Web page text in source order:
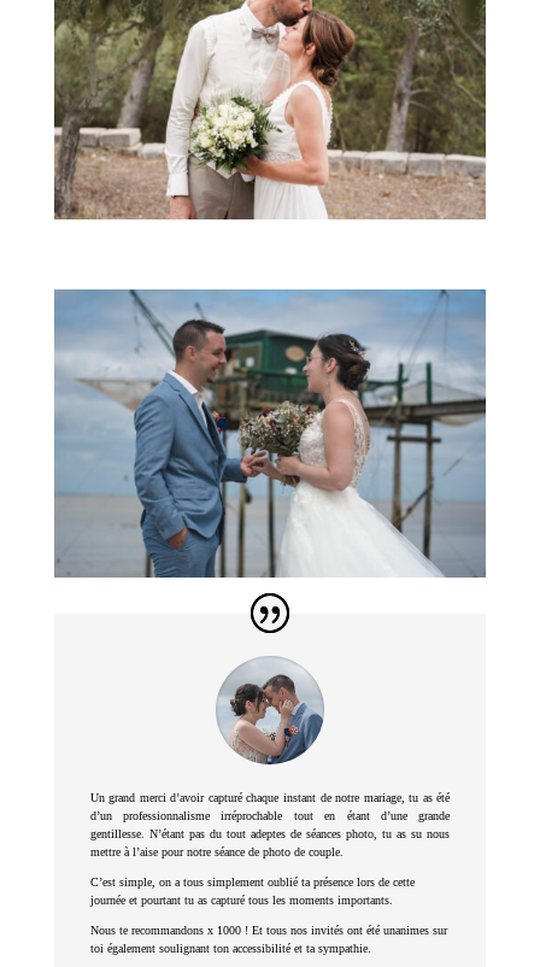
Un grand merci d’avoir capturé chaque instant de notre mariage, tu as été
d’un professionnalisme irréprochable tout en étant d’une grande
gentillesse. N’étant pas du tout adeptes de séances photo, tu as su nous
mettre à l’aise pour notre séance de photo de couple.
C’est simple, on a tous simplement oublié ta présence lors de cette
journée et pourtant tu as capturé tous les moments importants.
Nous te recommandons x 1000 ! Et tous nos invités ont été unanimes sur
toi également soulignant ton accessibilité et ta sympathie.